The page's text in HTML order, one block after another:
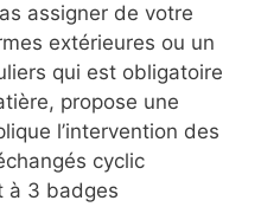
assigner de votre
extérieures ou un
qui est obligatoire
propose une
l’intervention des
cyclic
à 3 badges